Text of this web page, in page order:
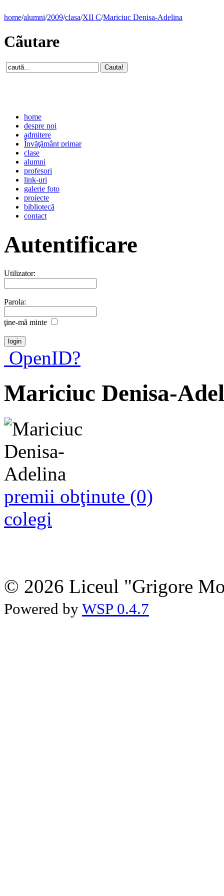
home/alumni/2009/clasa/XII C/Mariciuc Denisa-Adelina
Cãutare
home
despre noi
admitere
Învăţământ primar
clase
alumni
profesori
link-uri
galerie foto
proiecte
bibliotecă
contact
Autentificare
Utilizator:
Parola:
ţine-mã minte
OpenID?
Mariciuc Denisa-
premii obţinute (0)
colegi
© 2026 Liceul "Grigore
Powered by WSP 0.4.7